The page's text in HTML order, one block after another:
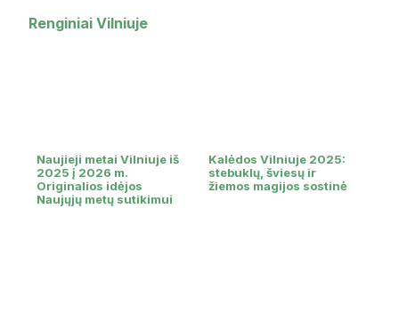
Renginiai Vilniuje
Naujieji metai Vilniuje iš
2025 į 2026 m.
Originalios idėjos
Naujųjų metų sutikimui
Kalėdos Vilniuje 2025:
stebuklų, šviesų ir
žiemos magijos sostinė